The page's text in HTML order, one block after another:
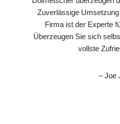
Zuverlässige
Firma ist der Experte
Überzeugen Sie sich
vollste
– Joe